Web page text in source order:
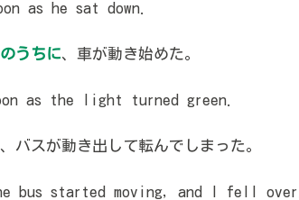
as he sat down.
うちに、車が動き始めた。
as the light turned green.
、バスが動き出して転んでしまった。
bus started moving, and I fell over.